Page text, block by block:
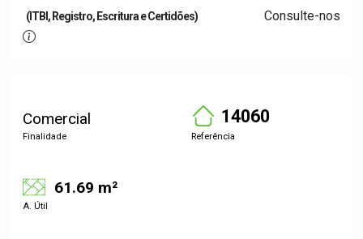
(ITBI, Registro, Escritura e Certidões) Consulte-nos
Comercial
Finalidade
14060
Referência
61.69 m²
A. Útil